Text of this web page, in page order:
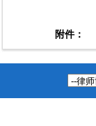
附件：